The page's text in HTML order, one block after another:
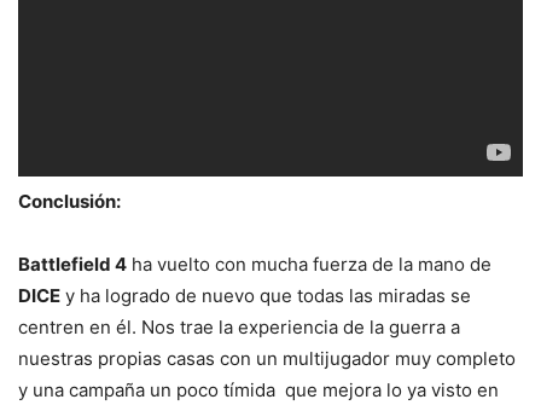
Conclusión:
Battlefield 4 ha vuelto con mucha fuerza de la mano de
DICE y ha logrado de nuevo que todas las miradas se
centren en él. Nos trae la experiencia de la guerra a
nuestras propias casas con un multijugador muy completo
y una campaña un poco tímida que mejora lo ya visto en